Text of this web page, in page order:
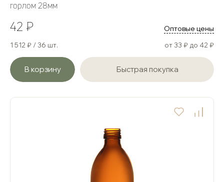
горлом 28мм
42 ₽ Оптовые цены
1 512 ₽ / 36 шт. от 33 ₽ до 42 ₽
В корзину Быстрая покупка